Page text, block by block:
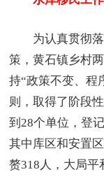
为认真贯彻落
策，黄石镇乡村
持“政策不变、程
则，取得了阶段
到28个单位，登
其中库区和安置
赘318人，大局平